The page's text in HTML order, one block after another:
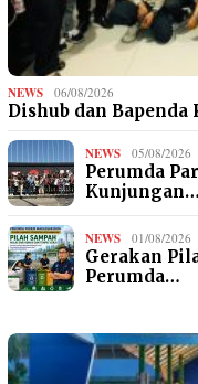
NEWS 06/08/2026
Dishub dan
NEWS 05/08/2026
Perumda
Kunjungan…
NEWS 01/08/2026
Gerakan
Perumda…